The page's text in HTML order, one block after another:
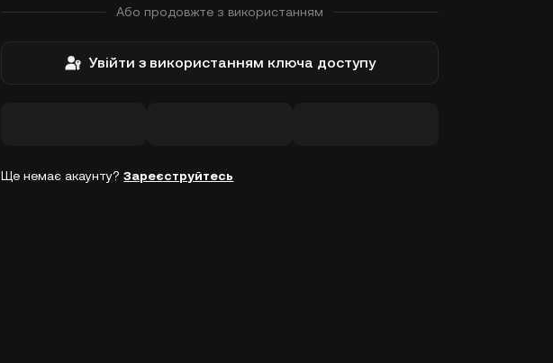
Або продовжте з використанням
Увійти з використанням ключа доступу
Ще немає акаунту?Зареєструйтесь